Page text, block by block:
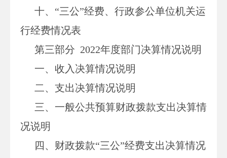
十、“三公”经费、行政参公单位机关运
行经费情况表
第三部分 2022年度部门决算情况说明
一、收入决算情况说明
二、支出决算情况说明
三、一般公共预算财政拨款支出决算情
况说明
四、财政拨款“三公”经费支出决算情况